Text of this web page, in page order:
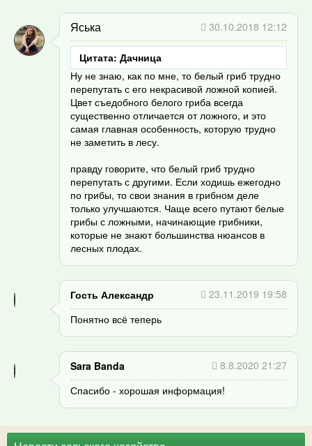
Яська 30.10.2018 12:12
Цитата: Дачница
Ну не знаю, как по мне, то белый гриб трудно
перепутать с его некрасивой ложной копией.
Цвет съедобного белого гриба всегда
существенно отличается от ложного, и это
самая главная особенность, которую трудно
не заметить в лесу.
правду говорите, что белый гриб трудно
перепутать с другими. Если ходишь ежегодно
по грибы, то свои знания в грибном деле
только улучшаются. Чаще всего путают белые
грибы с ложными, начинающие грибники,
которые не знают большинства нюансов в
лесных плодах.
Гость Александр
23.11.2019 19:58
Понятно всё теперь
Sara Banda
8.8.2020 21:27
Спасибо - хорошая информация!